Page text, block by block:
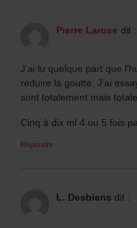
Pierre Larose dit :
J’ai lu quelque part que
réduire la goutte. J’ai
sont totalement mais
Cinq à dix ml 4 ou 5 fois
Répondre
L. Desbiens dit :